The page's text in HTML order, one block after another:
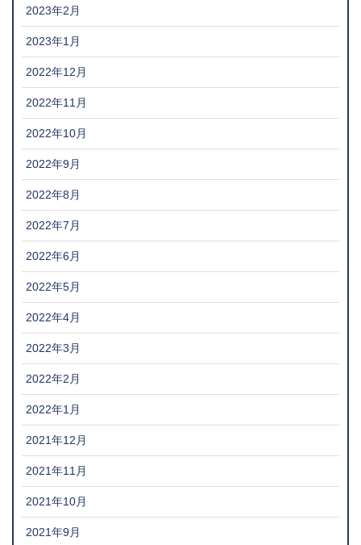
2023年2月
2023年1月
2022年12月
2022年11月
2022年10月
2022年9月
2022年8月
2022年7月
2022年6月
2022年5月
2022年4月
2022年3月
2022年2月
2022年1月
2021年12月
2021年11月
2021年10月
2021年9月